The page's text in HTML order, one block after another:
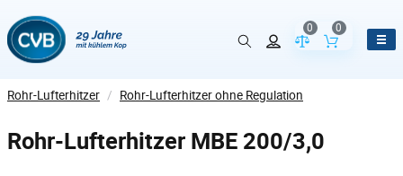
Vergleich der
0
Inhalt des
0
Rohr-Lufterhitzer / Rohr-Lufterhitzer ohne Regulation
Rohr-Lufterhitzer MBE 200/3,0